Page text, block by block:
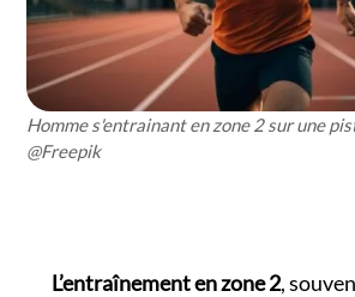
Homme s'entrainant en zone 2 sur une
@Freepik
L’entraînement en zone 2,